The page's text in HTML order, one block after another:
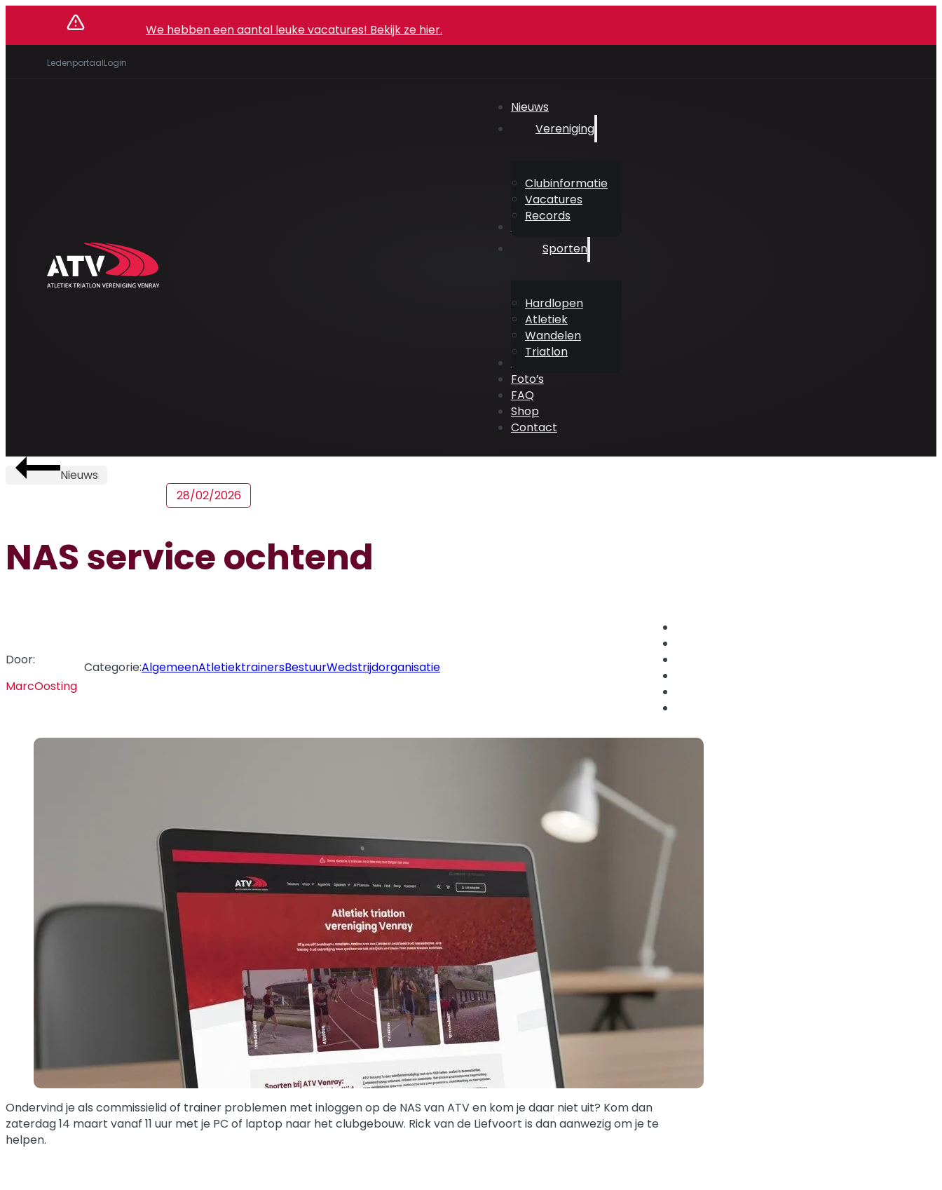
We hebben een aantal leuke vacatures! Bekijk ze hier.
LedenportaalLogin
Nieuws
Vereniging
Clubinformatie
Vacatures
Records
Sporten
Hardlopen
Atletiek
Wandelen
Triatlon
Foto’s
FAQ
Shop
Contact
Nieuws
28/02/2026
NAS service ochtend
Door:
MarcOosting
Categorie:AlgemeenAtletiektrainersBestuurWedstrijdorganisatie
Ondervind je als commissielid of trainer problemen met inloggen op de NAS van ATV en kom je daar niet uit? Kom dan
zaterdag 14 maart vanaf 11 uur met je PC of laptop naar het clubgebouw. Rick van de Liefvoort is dan aanwezig om je te
helpen.